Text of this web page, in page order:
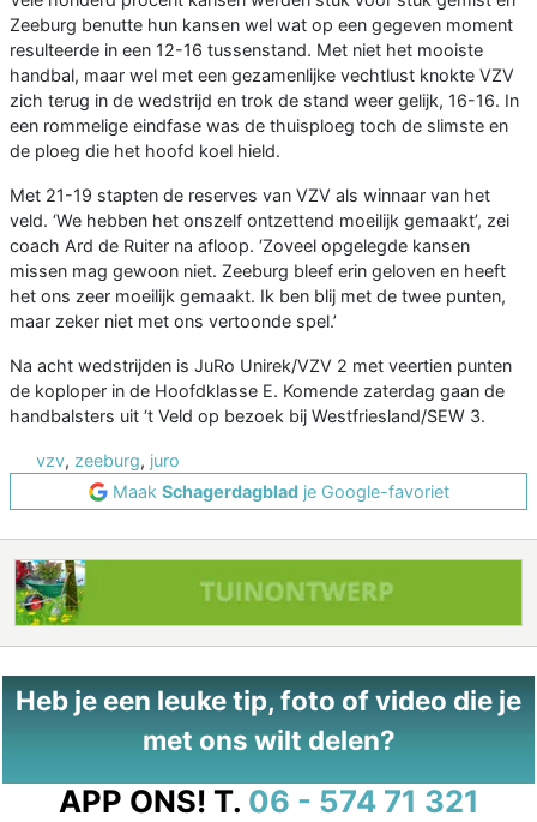
Zeeburg benutte hun kansen wel wat op een gegeven moment
resulteerde in een 12-16 tussenstand. Met niet het mooiste
handbal, maar wel met een gezamenlijke vechtlust knokte VZV
zich terug in de wedstrijd en trok de stand weer gelijk, 16-16. In
een rommelige eindfase was de thuisploeg toch de slimste en
de ploeg die het hoofd koel hield.
Met 21-19 stapten de reserves van VZV als winnaar van het
veld. ‘We hebben het onszelf ontzettend moeilijk gemaakt’, zei
coach Ard de Ruiter na afloop. ‘Zoveel opgelegde kansen
missen mag gewoon niet. Zeeburg bleef erin geloven en heeft
het ons zeer moeilijk gemaakt. Ik ben blij met de twee punten,
maar zeker niet met ons vertoonde spel.’
Na acht wedstrijden is JuRo Unirek/VZV 2 met veertien punten
de koploper in de Hoofdklasse E. Komende zaterdag gaan de
handbalsters uit ‘t Veld op bezoek bij Westfriesland/SEW 3.
vzv, zeeburg, juro
Maak Schagerdagbladje Google-favoriet
Heb je een leuke tip, foto of video die je
met ons wilt delen?
APP ONS! T. 06 - 574 71 321